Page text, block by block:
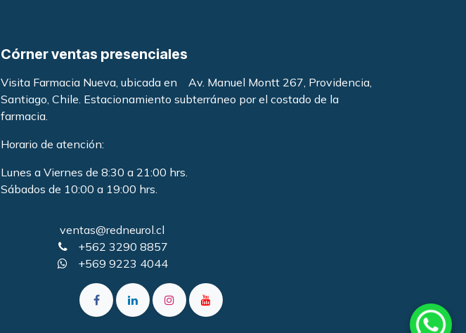
ventas@redneurol.cl
+562 3290 8857
+569 9223 4044
Córner ventas presenciales
Visita Farmacia Nueva, ubicada en Av. Manuel Montt 267, Providencia,
Santiago, Chile. Estacionamiento subterráneo por el costado de la
farmacia.
Horario de atención:
Lunes a Viernes de 8:30 a 21:00 hrs.
Sábados de 10:00 a 19:00 hrs.